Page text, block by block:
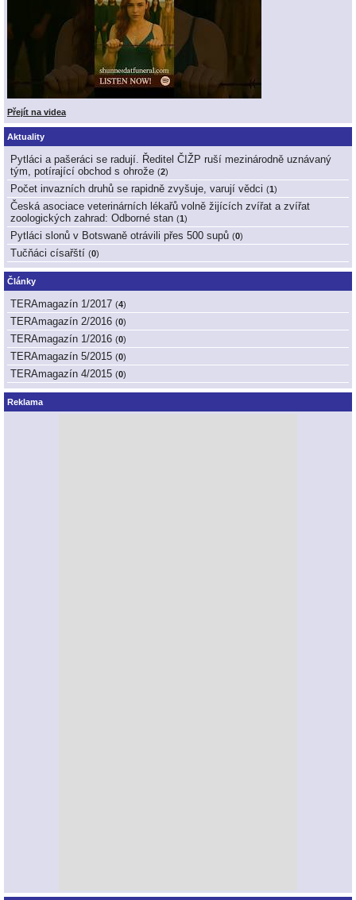
Přejít na videa
Aktuality
Pytláci a pašeráci se radují. Ředitel ČIŽP ruší mezinárodně uznávaný
tým, potírající obchod s ohrože (2)
Počet invazních druhů se rapidně zvyšuje, varují vědci (1)
Česká asociace veterinárních lékařů volně žijících zvířat a zvířat
zoologických zahrad: Odborné stan (1)
Pytláci slonů v Botswaně otrávili přes 500 supů (0)
Tučňáci císařští (0)
Články
TERAmagazín 1/2017 (4)
TERAmagazín 2/2016 (0)
TERAmagazín 1/2016 (0)
TERAmagazín 5/2015 (0)
TERAmagazín 4/2015 (0)
Reklama